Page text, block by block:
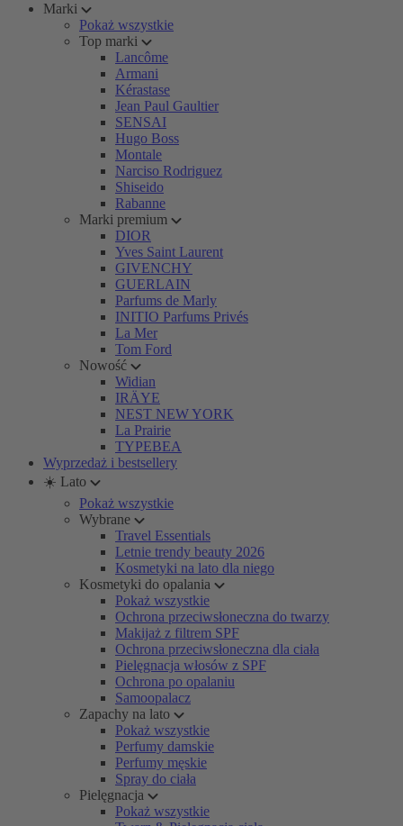
Marki
Pokaż wszystkie
Top marki
Lancôme
Armani
Kérastase
Jean Paul Gaultier
SENSAI
Hugo Boss
Montale
Narciso Rodriguez
Shiseido
Rabanne
Marki premium
DIOR
Yves Saint Laurent
GIVENCHY
GUERLAIN
Parfums de Marly
INITIO Parfums Privés
La Mer
Tom Ford
Nowość
Widian
IRÄYE
NEST NEW YORK
La Prairie
TYPEBEA
Wyprzedaż i bestsellery
☀️ Lato
Pokaż wszystkie
Wybrane
Travel Essentials
Letnie trendy beauty 2026
Kosmetyki na lato dla niego
Kosmetyki do opalania
Pokaż wszystkie
Ochrona przeciwsłoneczna do twarzy
Makijaż z filtrem SPF
Ochrona przeciwsłoneczna dla ciała
Pielęgnacja włosów z SPF
Ochrona po opalaniu
Samoopalacz
Zapachy na lato
Pokaż wszystkie
Perfumy damskie
Perfumy męskie
Spray do ciała
Pielęgnacja
Pokaż wszystkie